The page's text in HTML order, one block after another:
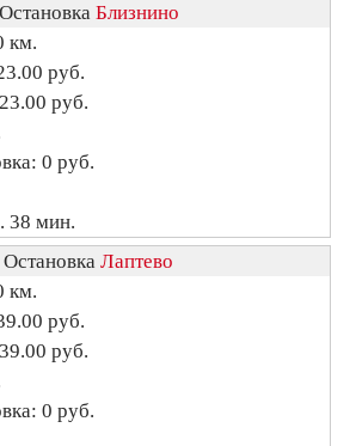
Остановка Близнино
км.
руб.
руб.
0 руб.
38 мин.
Остановка Лаптево
км.
руб.
руб.
0 руб.